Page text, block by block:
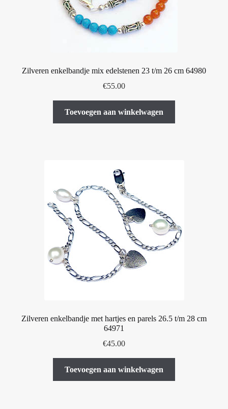
Zilveren enkelbandje mix edelstenen 23 t/m 26 cm 64980
€55.00
Toevoegen aan winkelwagen
Zilveren enkelbandje met hartjes en parels 26.5 t/m 28 cm
64971
€45.00
Toevoegen aan winkelwagen